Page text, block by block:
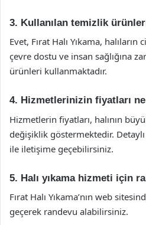
3. Kullanılan temizlik
Evet, Fırat Halı Yıkama,
çevre dostu ve insan sağlığına
ürünleri kullanmaktadır.
4. Hizmetlerinizin fiyatları
Hizmetlerin fiyatları, halının
değişiklik göstermektedir. Detaylı
ile iletişime geçebilirsiniz.
5. Halı yıkama hizmeti için
Fırat Halı Yıkama’nın web
geçerek randevu alabilirsiniz.